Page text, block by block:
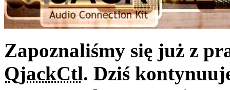
Zapoznaliśmy się już z
QjackCtl. Dziś